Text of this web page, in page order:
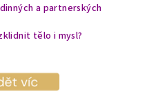
a partnerských
tělo i mysl?